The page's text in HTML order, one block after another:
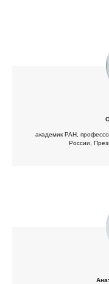
академик РАН,
России,